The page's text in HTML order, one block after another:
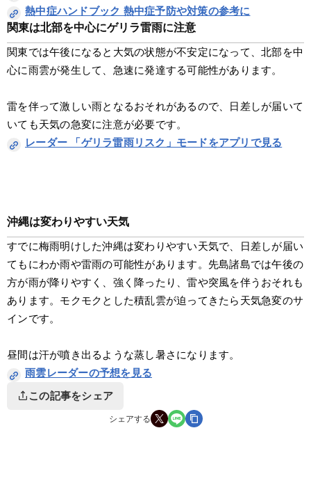
熱中症ハンドブック 熱中症予防や対策の参考に
関東は北部を中心にゲリラ雷雨に注意
関東では午後になると大気の状態が不安定になって、北部を中
心に雨雲が発生して、急速に発達する可能性があります。
雷を伴って激しい雨となるおそれがあるので、日差しが届いて
いても天気の急変に注意が必要です。
レーダー 「ゲリラ雷雨リスク」モードをアプリで見る
沖縄は変わりやすい天気
すでに梅雨明けした沖縄は変わりやすい天気で、日差しが届い
てもにわか雨や雷雨の可能性があります。先島諸島では午後の
方が雨が降りやすく、強く降ったり、雷や突風を伴うおそれも
あります。モクモクとした積乱雲が迫ってきたら天気急変のサ
インです。
昼間は汗が噴き出るような蒸し暑さになります。
雨雲レーダーの予想を見る
この記事をシェア
シェアする